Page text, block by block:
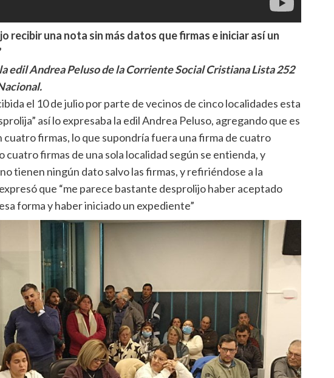
recibir una nota sin más datos que firmas e iniciar así un
edil Andrea Peluso de la Corriente Social Cristiana Lista 252
el 10 de julio por parte de vecinos de cinco localidades esta
así lo expresaba la edil Andrea Peluso, agregando que es
cuatro firmas, lo que supondría fuera una firma de cuatro
cuatro firmas de una sola localidad según se entienda, y
tienen ningún dato salvo las firmas, y refiriéndose a la
que “me parece bastante desprolijo haber aceptado
forma y haber iniciado un expediente”